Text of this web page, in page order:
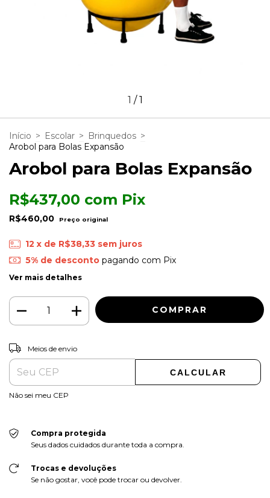
1 /1
Início > Escolar > Brinquedos >
Arobol para Bolas Expansão
Arobol para Bolas Expansão
R$460,00
R$437,00 com Pix
12 x de R$38,33 sem juros
5% de descontopagando com Pix
Ver mais detalhes
Entregas para o CEP:
Meios de envio
CALCULAR
Não sei meu CEP
Compra protegida
Seus dados cuidados durante toda a compra.
Trocas e devoluções
Se não gostar, você pode trocar ou devolver.